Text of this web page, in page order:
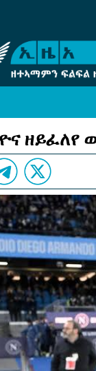
ሴሪ ኤ
ዘይፈለየ